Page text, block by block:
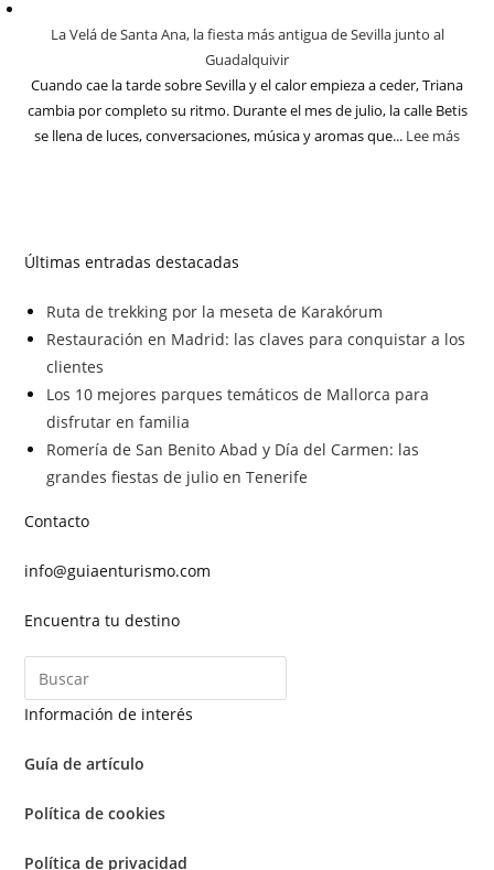
La Velá de Santa Ana, la fiesta más antigua de Sevilla junto al
Guadalquivir
Cuando cae la tarde sobre Sevilla y el calor empieza a ceder, Triana
cambia por completo su ritmo. Durante el mes de julio, la calle Betis
se llena de luces, conversaciones, música y aromas que... Lee más
Últimas entradas destacadas
Ruta de trekking por la meseta de Karakórum
Restauración en Madrid: las claves para conquistar a los
clientes
Los 10 mejores parques temáticos de Mallorca para
disfrutar en familia
Romería de San Benito Abad y Día del Carmen: las
grandes fiestas de julio en Tenerife
Contacto
info@guiaenturismo.com
Encuentra tu destino
Información de interés
Guía de artículo
Política de cookies
Política de privacidad